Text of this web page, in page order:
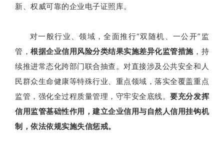
新、权威可靠的企业电子证照库。
对一般行业、领域，全面推行“双随机、一公开”监
管，根据企业信用风险分类结果实施差异化监管措施，持
续推进常态化跨部门联合抽查。对直接涉及公共安全和人
民群众生命健康等特殊行业、重点领域，落实全覆盖重点
监管，强化全过程质量管理，守牢安全底线。要充分发挥
信用监管基础性作用，建立企业信用与自然人信用挂钩机
制，依法依规实施失信惩戒。